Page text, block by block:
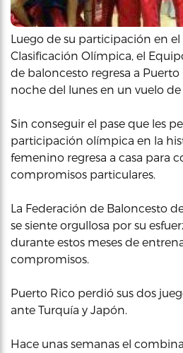
Luego de su participación en el
Clasificación Olímpica, el
de baloncesto regresa a Puerto
noche del lunes en un vuelo de
Sin conseguir el pase que les
participación olímpica en la
femenino regresa a casa para
compromisos particulares.
La Federación de Baloncesto
se siente orgullosa por su
durante estos meses de
compromisos.
Puerto Rico perdió sus dos
ante Turquía y Japón.
Hace unas semanas el